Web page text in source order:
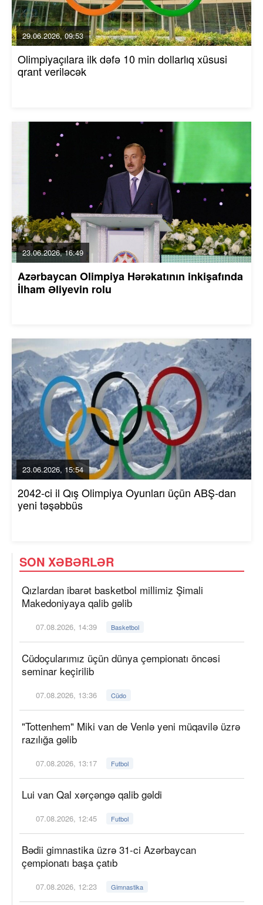
29.06.2026, 09:53
Olimpiyaçılara ilk dəfə 10 min dollarlıq xüsusi
qrant veriləcək
23.06.2026, 16:49
Azərbaycan Olimpiya Hərəkatının inkişafında
İlham Əliyevin rolu
23.06.2026, 15:54
2042-ci il Qış Olimpiya Oyunları üçün ABŞ-dan
yeni təşəbbüs
SON XƏBƏRLƏR
Qızlardan ibarət basketbol millimiz Şimali
Makedoniyaya qalib gəlib
07.08.2026, 14:39 Basketbol
Cüdoçularımız üçün dünya çempionatı öncəsi
seminar keçirilib
07.08.2026, 13:36 Cüdo
"Tottenhem" Miki van de Venlə yeni müqavilə üzrə
razılığa gəlib
07.08.2026, 13:17 Futbol
Lui van Qal xərçəngə qalib gəldi
07.08.2026, 12:45 Futbol
Bədii gimnastika üzrə 31-ci Azərbaycan
çempionatı başa çatıb
07.08.2026, 12:23 Gimnastika